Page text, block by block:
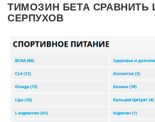
TИМОЗИН БЕТА СРАВНИТЬ
СЕРПУХОВ